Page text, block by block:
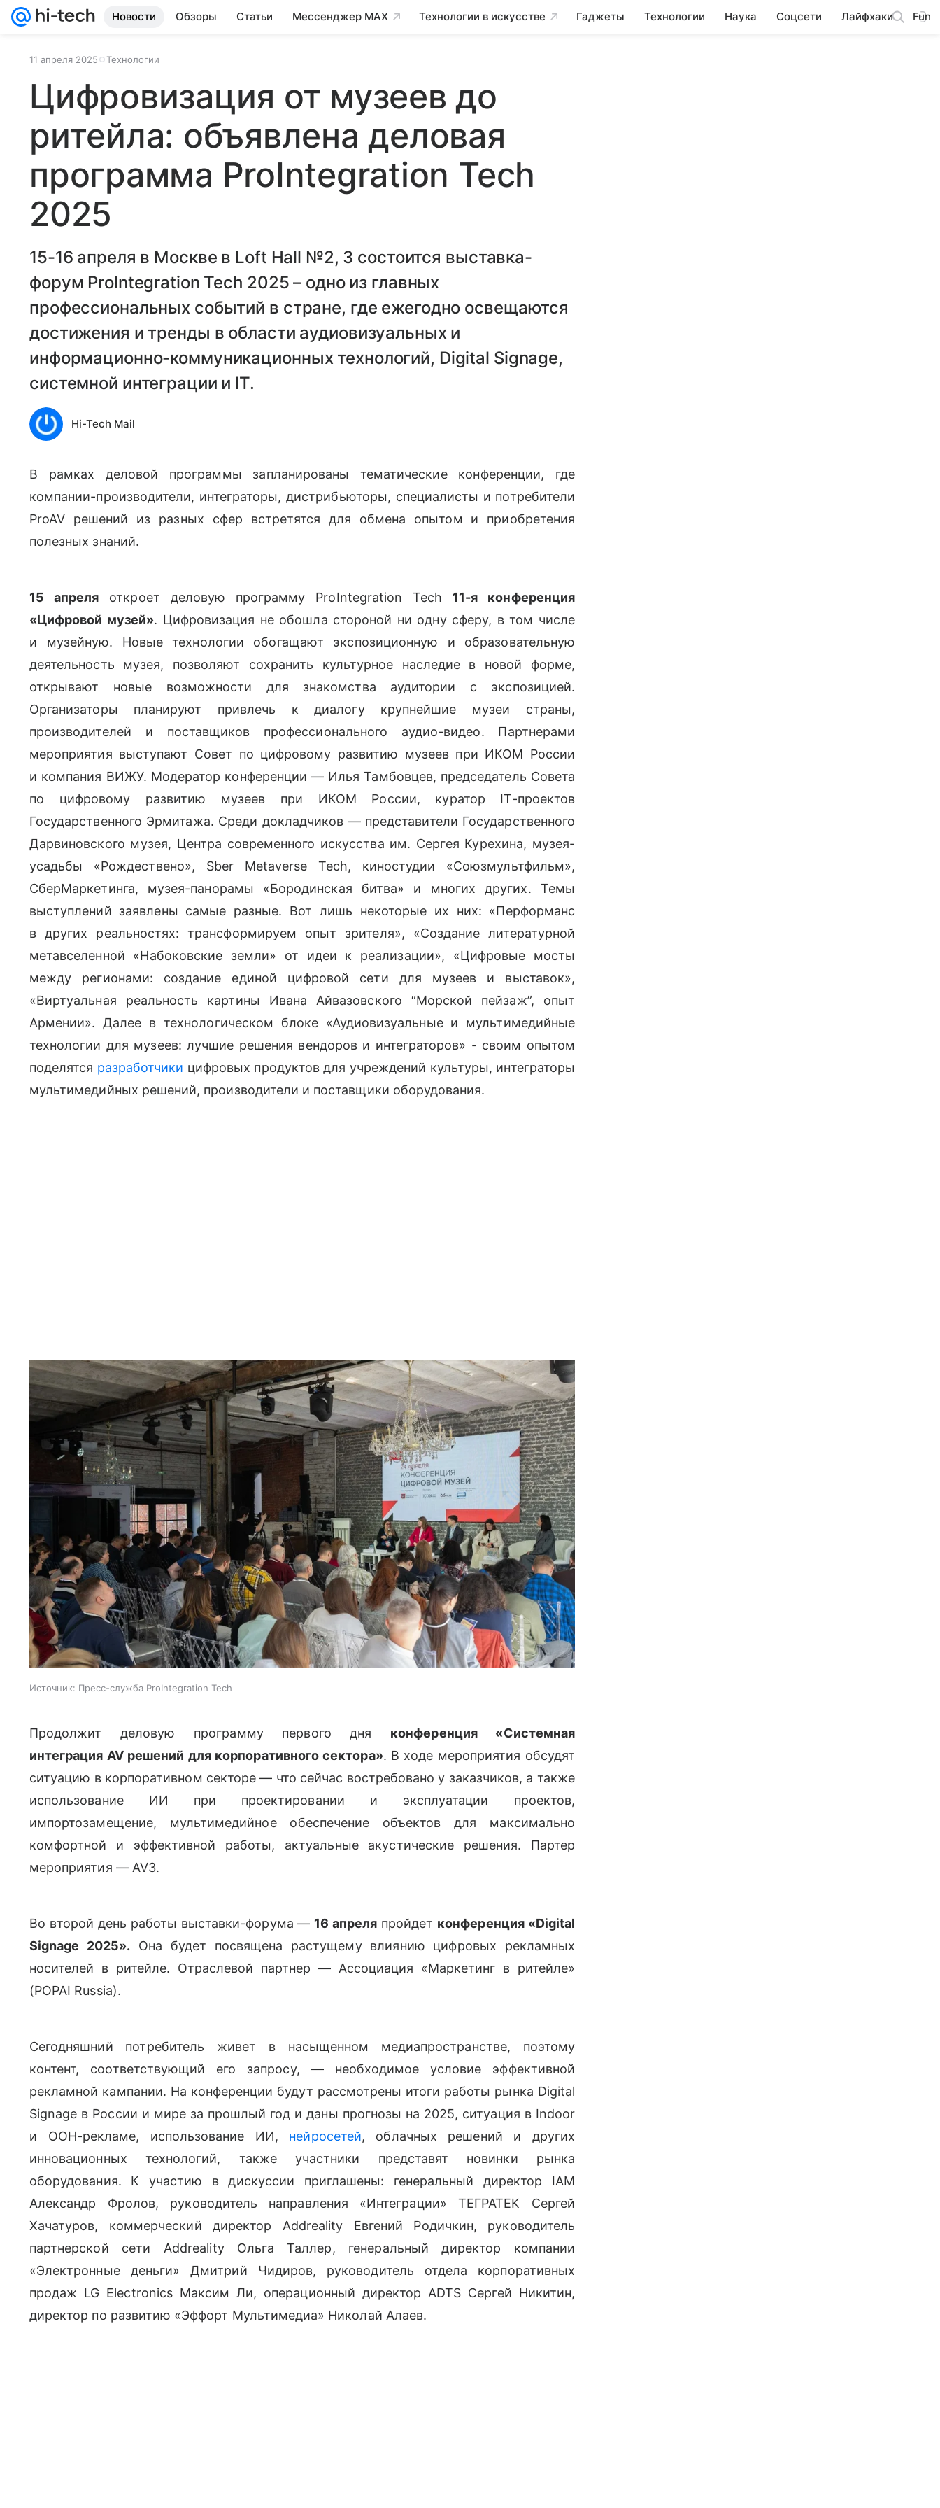
Новости Обзоры Статьи Мессенджер MAX Технологии в искусстве Гаджеты Технологии Наука Соцсети Лайфхаки Fun
11 апреля 2025 Технологии
Цифровизация от музеев до
ритейла: объявлена деловая
программа ProIntegration Tech
2025
15-16 апреля в Москве в Loft Hall №2, 3 состоится выставка-
форум ProIntegration Tech 2025 – одно из главных
профессиональных событий в стране, где ежегодно освещаются
достижения и тренды в области аудиовизуальных и
информационно-коммуникационных технологий, Digital Signage,
системной интеграции и IT.
Hi-Tech Mail
В рамках деловой программы запланированы тематические конференции, где
компании-производители, интеграторы, дистрибьюторы, специалисты и потребители
ProAV
решений из разных сфер встретятся для обмена опытом и приобретения
полезных знаний.
15 апреля откроет деловую программу ProIntegration Tech 11-я конференция
«Цифровой музей». Цифровизация не обошла стороной ни одну сферу, в том числе
и музейную. Новые технологии обогащают экспозиционную и образовательную
деятельность музея, позволяют сохранить культурное наследие в новой форме,
открывают новые возможности для знакомства аудитории с экспозицией.
Организаторы планируют привлечь к диалогу крупнейшие музеи страны,
производителей и поставщиков профессионального аудио-видео. Партнерами
мероприятия выступают Совет по цифровому развитию музеев при ИКОМ России
и компания ВИЖУ. Модератор конференции — Илья Тамбовцев, председатель Совета
по цифровому развитию музеев при ИКОМ России, куратор IT-проектов
Государственного Эрмитажа. Среди докладчиков — представители Государственного
Дарвиновского музея, Центра современного искусства им. Сергея Курехина, музея-
усадьбы «Рождествено», Sber Metaverse Tech, киностудии «Союзмультфильм»,
СберМаркетинга, музея-панорамы «Бородинская битва» и многих других. Темы
выступлений заявлены самые разные. Вот лишь некоторые их них: «Перформанс
в других реальностях: трансформируем опыт зрителя», «Создание литературной
метавселенной «Набоковские земли» от идеи к реализации», «Цифровые мосты
между регионами: создание единой цифровой сети для музеев и выставок»,
«Виртуальная реальность картины Ивана Айвазовского “Морской пейзаж”, опыт
Армении». Далее в технологическом блоке «Аудиовизуальные и мультимедийные
технологии для музеев: лучшие решения вендоров и интеграторов» - своим опытом
поделятся разработчики цифровых продуктов для учреждений культуры, интеграторы
мультимедийных решений, производители и поставщики оборудования.
Источник: Пресс-служба ProIntegration Tech
Продолжит деловую программу первого дня конференция «Системная
интеграция AV решений для корпоративного сектора». В ходе мероприятия обсудят
ситуацию в корпоративном секторе — что сейчас востребовано у заказчиков, а также
использование ИИ при проектировании и эксплуатации проектов,
импортозамещение, мультимедийное обеспечение объектов для максимально
комфортной и эффективной работы, актуальные акустические решения. Партер
мероприятия — AV3.
Во второй день работы выставки-форума — 16 апреля пройдет конференция «Digital
Signage 2025». Она будет посвящена растущему влиянию цифровых рекламных
носителей в ритейле. Отраслевой партнер — Ассоциация «Маркетинг в ритейле»
(POPAI Russia).
Сегодняшний потребитель живет в насыщенном медиапространстве, поэтому
контент, соответствующий его запросу, — необходимое условие эффективной
рекламной кампании. На конференции будут рассмотрены итоги работы рынка Digital
Signage в России и мире за прошлый год и даны прогнозы на 2025, ситуация в Indoor
и ООН-рекламе, использование ИИ, нейросетей, облачных решений и других
инновационных технологий, также участники представят новинки рынка
оборудования. К участию в дискуссии приглашены: генеральный директор IAM
Александр Фролов, руководитель направления «Интеграции» ТЕГРАТЕК Сергей
Хачатуров, коммерческий директор Addreality Евгений Родичкин, руководитель
партнерской сети Addreality Ольга Таллер, генеральный директор компании
«Электронные деньги» Дмитрий Чидиров, руководитель отдела корпоративных
продаж LG Electronics Максим Ли, операционный директор ADTS Сергей Никитин,
директор по развитию «Эффорт Мультимедиа» Николай Алаев.